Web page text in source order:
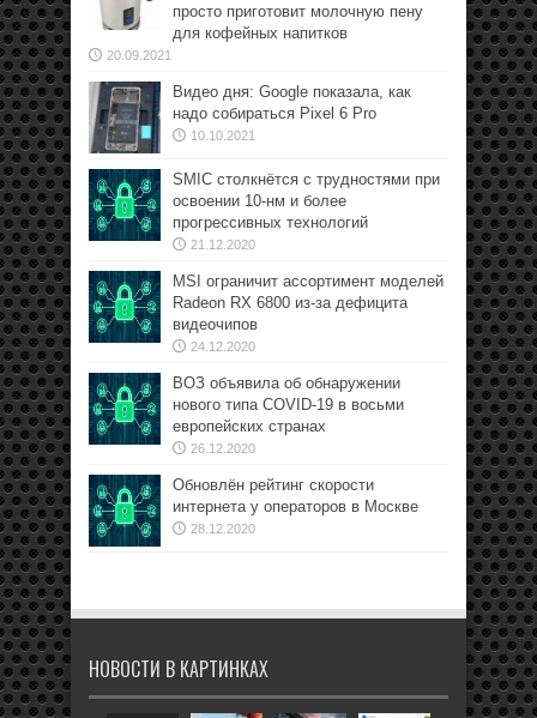
просто приготовит молочную пену
для кофейных напитков
20.09.2021
Видео дня: Google показала, как
надо собираться Pixel 6 Pro
10.10.2021
SMIC столкнётся с трудностями при
освоении 10-нм и более
прогрессивных технологий
21.12.2020
MSI ограничит ассортимент моделей
Radeon RX 6800 из-за дефицита
видеочипов
24.12.2020
ВОЗ объявила об обнаружении
нового типа COVID-19 в восьми
европейских странах
26.12.2020
Обновлён рейтинг скорости
интернета у операторов в Москве
28.12.2020
НОВОСТИ В КАРТИНКАХ